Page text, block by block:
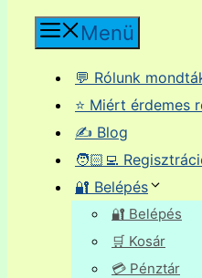
Menü
💬 Rólunk
⭐ Miért érdemes
✍️ Blog
🧑🏻‍💻
🔐 Belépés
🔐 Belépés
🛒 Kosár
💳 Pénztár